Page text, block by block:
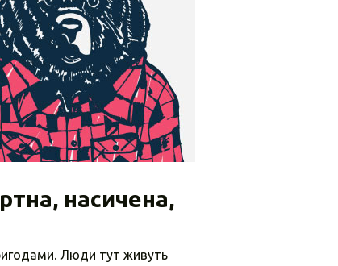
насичена,
Люди тут живуть